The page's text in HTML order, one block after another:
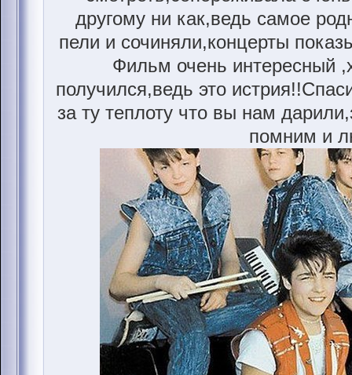
другому ни как,ведь самое
пели и сочиняли,концерты
Фильм очень интересный
получился,ведь это
за ту теплоту что вы нам
помним и